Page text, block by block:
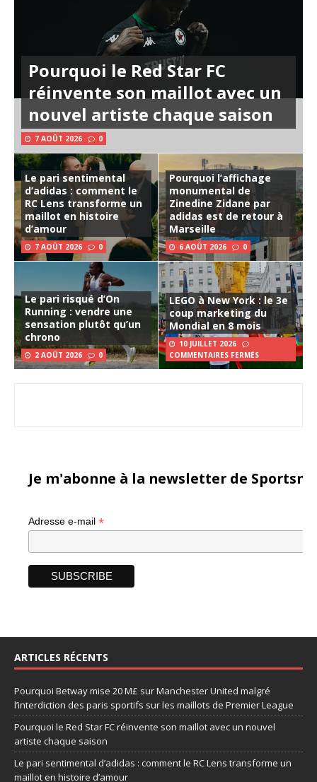
Pourquoi le Red Star FC
réinvente son maillot avec un
nouvel artiste chaque saison
7 AOÛT 2026 0
Le pari sentimental
d’adidas : comment le
RC Lens transforme un
maillot en histoire
d’amour
7 AOÛT 2026 0
Pourquoi l’affichage
monumental de
Zinedine Zidane par
adidas est de retour à
Marseille
6 AOÛT 2026 0
Le pari risqué d’On
Running : vendre une
sensation plutôt qu’un
chrono
2 AOÛT 2026 0
LEGO à New York : le 3e
coup marketing du
Mondial en 8 mois
10 JUILLET 2026
COMMENTAIRES FERMÉS
Je m'abonne à la newsletter de
Adresse e-mail *
ARTICLES RÉCENTS
Pourquoi Betway mise 20 M£ sur Manchester United malgré
l’interdiction des paris sportifs sur les maillots de Premier League
Pourquoi le Red Star FC réinvente son maillot avec un nouvel
artiste chaque saison
Le pari sentimental d’adidas : comment le RC Lens transforme un
maillot en histoire d’amour